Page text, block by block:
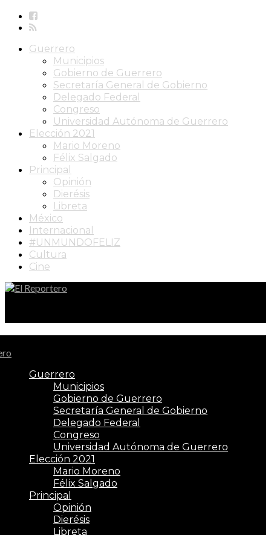
Guerrero
Municipios
Gobierno de Guerrero
Secretaría General de Gobierno
Delegado Federal
Congreso
Universidad Autónoma de Guerrero
Elección 2021
Mario Moreno
Félix Salgado
Principal
Opinión
Dierésis
Libreta
México
Internacional
#UNMUNDOFELIZ
Cultura
Cine
Guerrero
Municipios
Gobierno de Guerrero
Secretaría General de Gobierno
Delegado Federal
Congreso
Universidad Autónoma de Guerrero
Elección 2021
Mario Moreno
Félix Salgado
Principal
Opinión
Dierésis
Libreta